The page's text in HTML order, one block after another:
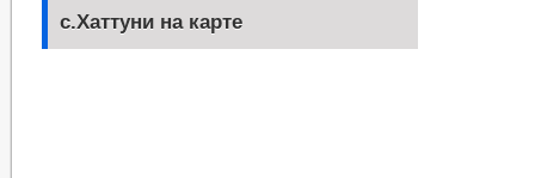
с.Хаттуни на карте